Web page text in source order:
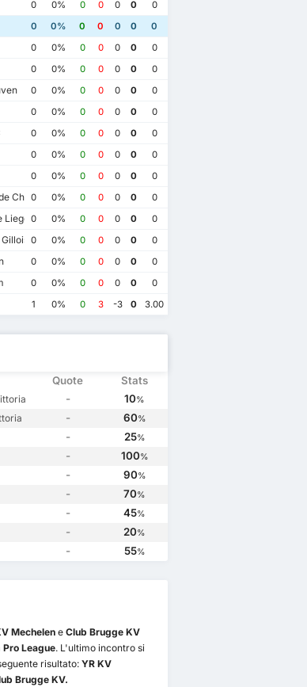
10/12/2023
YR KV Mechelen
30/7/2023
0 0% 0 0 0 0
0
0 0% 0 0 0 0
0
0 0% 0 0 0 0
0
0 0% 0 0 0 0
0
0 0% 0 0 0 0
0
0 0% 0 0 0 0
0
0 0% 0 0 0 0
0
0 0% 0 0 0 0
0
0 0% 0 0 0 0
0
Charleroi
0 0% 0 0 0 0
0
0 0% 0 0 0 0
0
0 0% 0 0 0 0
0
0 0% 0 0 0 0
0
0 0% 0 0 0 0
0
1 0% 0 3 -3 0 3.00
Quote Stats
- 10%
- 60%
- 25%
- 100%
- 90%
- 70%
- 45%
- 20%
- 55%
Mechelene Club Brugge KV
Pro League. L'ultimo incontro si
risultato:YR KV
Brugge KV.